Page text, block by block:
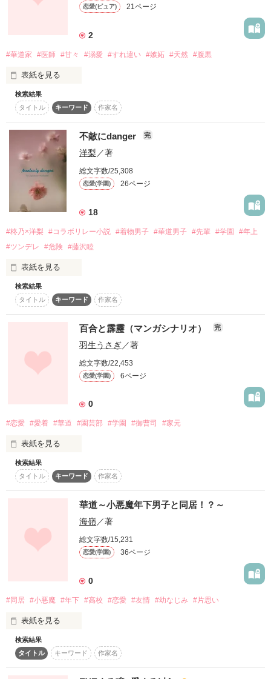
「関係者かも知れねぇから、あいつも連れてくぞ！」
まさに巻き込まれ誘拐。
⭐︎ーーーーーーーーーーーーーーーーー⭐︎
西井 宙音[にしい ひろね]
⭐︎大学入学を控えた気分ルンルンガール⭐︎
「だって私は巻き込まれただけなんですよっ！？」
扇上 一斗[おうがみ かずと]
⭐︎華道家元の次男であり、華道家。花好きのほほんボーイ⭐︎
（流石に誘拐されたら焦って？）
「俺は家族に嫌われてるから身代金は厳しいと思うんだよね
⭐︎ーーーーーーーーーーーーーーーーーー⭐︎
「君、あいつらの仲間じゃないの？　もしかして巻き込まれた
だけ？　それは……めっちゃごめん」
「正直頑張って逃げる気なかったけど、流石に君を巻き込んだ
「俺だけだったら別にどうなっても良いから……」
本当は穏やかに励ましたかった。いやその予定だったはずなの
恋愛(ピュア) 21ページ
2
#華道家 #医師 #甘々 #溺愛 #すれ違い #嫉妬 #天然 #腹黒
表紙を見る
「ずっと傍にいてくれる？」
「いいよ！」
果たされているとは限らない。
少なくとも、私はすっかり忘れていた。
その約束が、後にとんでもない事態を
引き起こすとは思いもよらず。
｡･｡･ﾟ★･｡･｡☆･ﾟ･｡･ﾟ ☆～｡･｡･ﾟ★･｡･｡☆･ﾟ･｡･ﾟ ☆
小此木　咲夜(おこのぎ　さくや)
華道家
×
佐倉　圭　(さくら　けい)
医師
｡･｡･ﾟ★･｡･｡☆･ﾟ･｡･ﾟ ☆～｡･｡･ﾟ★･｡･｡☆･ﾟ･｡･ﾟ ☆
「えっと……ヨロシクオネガイシマス」
華道家一族の専属医になることになった私。
検索結果
タイトル
キーワード 作家名
不敵にdanger 完
洋梨 ／著
総文字数/25,308
恋愛(学園) 26ページ
18
#柊乃×洋梨 #コラボリレー小説 #着物男子 #華道男子 #先輩 #学園
#年上
#ツンデレ
#危険 #藤沢睦
表紙を見る
「知ってる？　藤の花の花言葉」
一流名家が集まる名門・私立聖柳学園
気品溢れる上流階級の最高峰
身体で弁償してくれる？」
そんな学園内でも
一目置かれる藤沢家の跡取り息子に
１００万円の借金を負ってしまいました？！
---------------------------------------------
育ちの良さは造作から
超絶美形華道男子
藤沢　睦（Fujisawa Mutsumi）
逃げたいのに逃げられない
北森　うた（Kitamori Uta）
--------------------------------------------
検索結果
タイトル
キーワード 作家名
百合と霹靂（マンガシナリオ） 完
羽生うさぎ／著
総文字数/22,453
恋愛(学園) 6ページ
0
#恋愛 #愛着 #華道 #園芸部 #学園 #御曹司 #家元
表紙を見る
轟 一花（とどろき いちか）…日農高校園芸デザイン科一年・
園芸部所属。家は百合農家。
一年前に再婚した母親に反発し、家の仕事は手伝わないが部
活でユリを育てている。
総合格闘技ファンでドロップキックが得意。あだ名は柴犬。
真行寺（しんぎょうじ） カヲル…日本学芸院高等科二年・華道
部部長。華道の名家の次期家元。
高校生でありながら家訓に倣い、他校華道部の外部講師を務
マジメで素直な性格ゆえに、物事に執着してやり過ぎてしま
伊達 草汰（だて そうた）…日農高校園芸デザイン科三年。園
芸部部長。家は花農家で一花とは幼なじみ。
温和で協調性のある性格で、個性的な一花を園芸部の中で孤
立させないように気を揉んでいる。
検索結果
タイトル
キーワード 作家名
華道～小悪魔年下男子と同居！？～
海嶺／著
総文字数/15,231
恋愛(学園) 36ページ
0
#同居 #小悪魔 #年下 #高校 #恋愛 #友情 #幼なじみ #片思い
表紙を見る
検索結果
タイトル
キーワード 作家名